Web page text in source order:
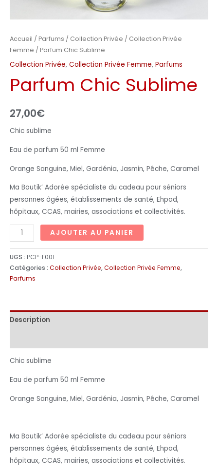
Accueil / Parfums / Collection Privée / Collection Privée
Femme / Parfum Chic Sublime
Collection Privée, Collection Privée Femme, Parfums
Parfum Chic Sublime
27,00€
Chic sublime
Eau de parfum 50 ml Femme
Orange Sanguine, Miel, Gardénia, Jasmin, Pêche, Caramel
Ma Boutik’ Adorée spécialiste du cadeau pour séniors
personnes âgées, établissements de santé, Ehpad,
hôpitaux, CCAS, mairies, associations et collectivités.
AJOUTER AU PANIER
UGS : PCP-F001
Catégories : Collection Privée,Collection Privée Femme,
Parfums
Description
Chic sublime
Eau de parfum 50 ml Femme
Orange Sanguine, Miel, Gardénia, Jasmin, Pêche, Caramel
Ma Boutik’ Adorée spécialiste du cadeau pour séniors
personnes âgées, établissements de santé, Ehpad,
hôpitaux, CCAS, mairies, associations et collectivités.